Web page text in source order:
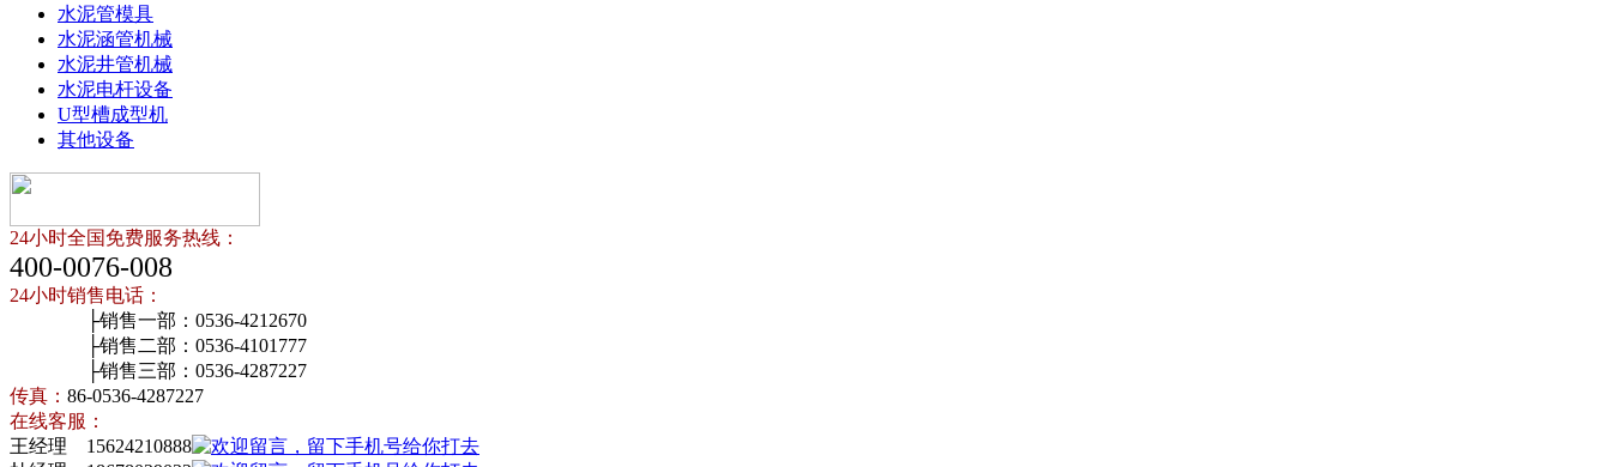
水泥管模具
水泥涵管机械
水泥井管机械
水泥电杆设备
U型槽成型机
其他设备
24小时全国免费服务热线：
400-0076-008
24小时销售电话：
├销售一部：0536-4212670
├销售二部：0536-4101777
├销售三部：0536-4287227
传真： 86-0536-4287227
在线客服：
王经理 15624210888